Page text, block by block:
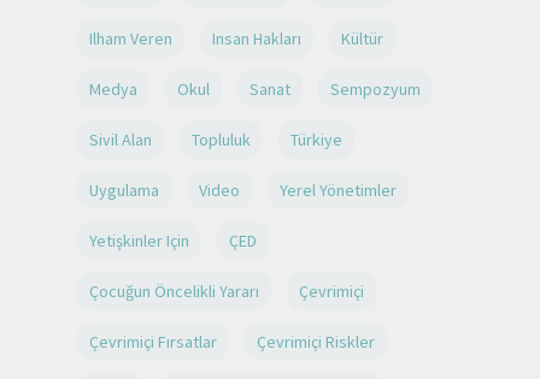
Ilham Veren Insan Hakları Kültür
Medya Okul Sanat Sempozyum
Sivil Alan Topluluk Türkiye
Uygulama Video Yerel Yönetimler
Yetişkinler Için ÇED
Çocuğun Öncelikli Yararı Çevrimiçi
Çevrimiçi Fırsatlar Çevrimiçi Riskler